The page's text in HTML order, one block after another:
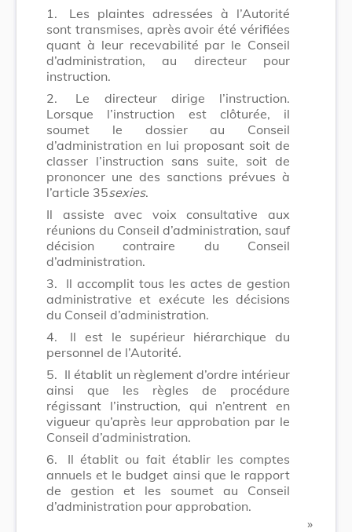
1.
Les plaintes adressées à l’Autorité
sont transmises, après avoir été vérifiées
quant à leur recevabilité par le Conseil
d’administration, au directeur pour
instruction.
2.
Le directeur dirige l’instruction.
Lorsque l’instruction est clôturée, il
soumet le dossier au Conseil
d’administration en lui proposant soit de
classer l’instruction sans suite, soit de
prononcer une des sanctions prévues à
l’article 35sexies.
Il assiste avec voix consultative aux
réunions du Conseil d’administration, sauf
décision contraire du Conseil
d’administration.
3.
Il accomplit tous les actes de gestion
administrative et exécute les décisions
du Conseil d’administration.
4.
Il est le supérieur hiérarchique du
personnel de l’Autorité.
5. Il établit un règlement d’ordre intérieur
ainsi que les règles de procédure
régissant l’instruction, qui n’entrent en
vigueur qu’après leur approbation par le
Conseil d’administration.
6.
Il établit ou fait établir les comptes
annuels et le budget ainsi que le rapport
de gestion et les soumet au Conseil
d’administration pour approbation.
​ »